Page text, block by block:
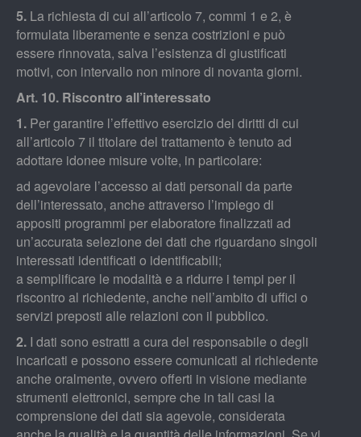
5. La richiesta di cui all’articolo 7, commi 1 e 2, è
formulata liberamente e senza costrizioni e può
essere rinnovata, salva l’esistenza di giustificati
motivi, con intervallo non minore di novanta giorni.
Art. 10. Riscontro all’interessato
1. Per garantire l’effettivo esercizio dei diritti di cui
all’articolo 7 il titolare del trattamento è tenuto ad
adottare idonee misure volte, in particolare:
ad agevolare l’accesso ai dati personali da parte
dell’interessato, anche attraverso l’impiego di
appositi programmi per elaboratore finalizzati ad
un’accurata selezione dei dati che riguardano singoli
interessati identificati o identificabili;
a semplificare le modalità e a ridurre i tempi per il
riscontro al richiedente, anche nell’ambito di uffici o
servizi preposti alle relazioni con il pubblico.
2. I dati sono estratti a cura del responsabile o degli
incaricati e possono essere comunicati al richiedente
anche oralmente, ovvero offerti in visione mediante
strumenti elettronici, sempre che in tali casi la
comprensione dei dati sia agevole, considerata